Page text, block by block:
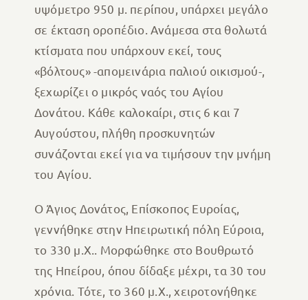
υψόμετρο 950 μ. περίπου, υπάρχει μεγάλο
σε έκταση οροπέδιο. Ανάμεσα στα θολωτά
κτίσματα που υπάρχουν εκεί, τους
«βόλτους» -απομεινάρια παλιού οικισμού-,
ξεχωρίζει ο μικρός ναός του Αγίου
Δονάτου. Κάθε καλοκαίρι, στις 6 και 7
Αυγούστου, πλήθη προσκυνητών
συνάζονται εκεί για να τιμήσουν την μνήμη
του Αγίου.
Ο Άγιος Δονάτος, Επίσκοπος Ευροίας,
γεννήθηκε στην Ηπειρωτική πόλη Εύροια,
το 330 μ.Χ.. Μορφώθηκε στο Βουθρωτό
της Ηπείρου, όπου δίδαξε μέχρι, τα 30 του
χρόνια. Τότε, το 360 μ.Χ., χειροτονήθηκε